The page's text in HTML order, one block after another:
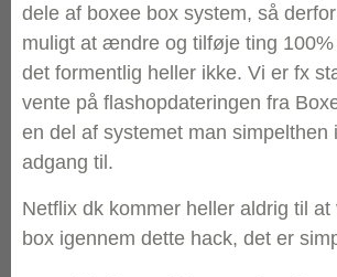
dele af boxee box system, så
muligt at ændre og tilføje ting
det formentlig heller ikke. Vi er fx
vente på flashopdateringen fra
en del af systemet man simpelthen
adgang til.
Netflix dk kommer heller aldrig til
box igennem dette hack, det er